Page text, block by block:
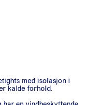
med isolasjon i
kalde forhold.